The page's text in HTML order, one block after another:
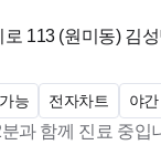
113 (원미동) 김
능 전자차트 야
과 함께 진료 중입